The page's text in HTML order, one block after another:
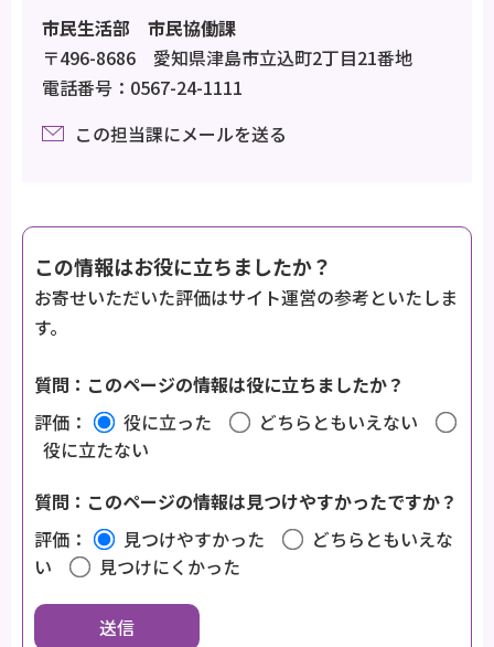
市民生活部 市民協働課
〒496-8686 愛知県津島市立込町2丁目21番地
電話番号：0567-24-1111
この担当課にメールを送る
この情報はお役に立ちましたか？
お寄せいただいた評価はサイト運営の参考といたしま
す。
質問：このページの情報は役に立ちましたか？
評価：
役に立った
どちらともいえない
役に立たない
質問：このページの情報は見つけやすかったですか？
評価：
見つけやすかった
どちらともいえな
い
見つけにくかった